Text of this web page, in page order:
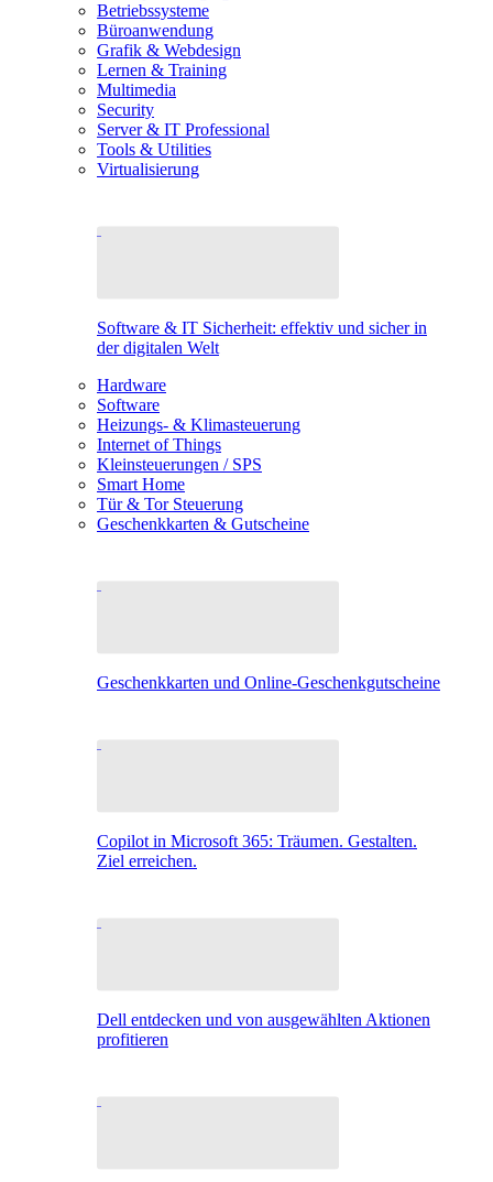
Betriebssysteme
Büroanwendung
Grafik & Webdesign
Lernen & Training
Multimedia
Security
Server & IT Professional
Tools & Utilities
Virtualisierung
Software & IT Sicherheit: effektiv und sicher in
der digitalen Welt
Hardware
Software
Heizungs- & Klimasteuerung
Internet of Things
Kleinsteuerungen / SPS
Smart Home
Tür & Tor Steuerung
Geschenkkarten & Gutscheine
Geschenkkarten und Online-Geschenkgutscheine
Copilot in Microsoft 365: Träumen. Gestalten.
Ziel erreichen.
Dell entdecken und von ausgewählten Aktionen
profitieren